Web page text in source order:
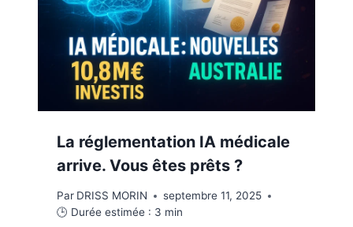
La réglementation IA médicale
arrive. Vous êtes prêts ?
Par DRISS MORIN
septembre 11, 2025
🕒 Durée estimée : 3 min